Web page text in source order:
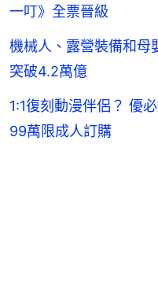
一叮》全票晉級
機械人、露營裝備和母
突破4.2萬億
1:1復刻動漫伴侶？ 優
99萬限成人訂購